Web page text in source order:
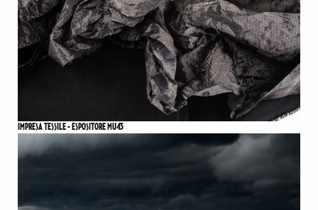
IMPRESA TESSILE - ESPOSITORE MU43